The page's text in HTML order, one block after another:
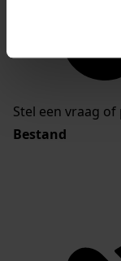
Stel een vraag
Bestand